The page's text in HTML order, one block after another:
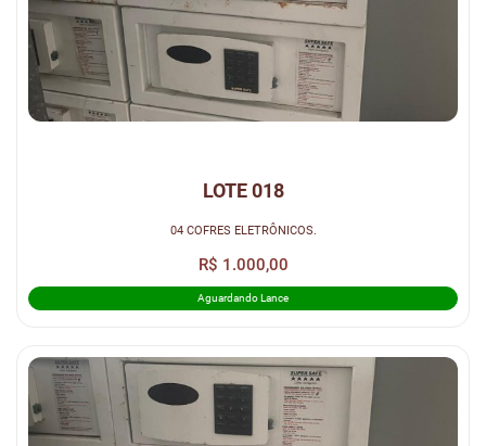
LOTE 018
04 COFRES ELETRÔNICOS.
R$ 1.000,00
Aguardando Lance